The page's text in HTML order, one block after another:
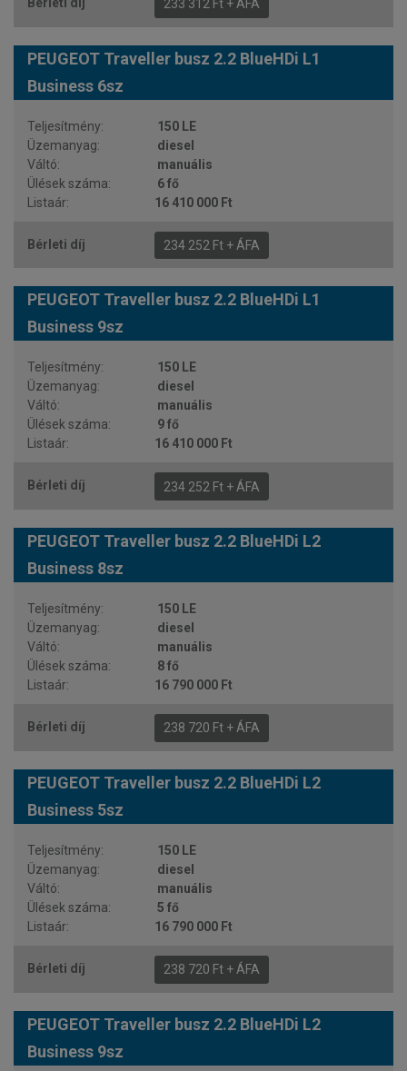
233 312 Ft + ÁFA
PEUGEOT Traveller busz 2.2 BlueHDi L1
Business 6sz
150 LE
diesel
manuális
6 fő
16 410 000 Ft
234 252 Ft + ÁFA
PEUGEOT Traveller busz 2.2 BlueHDi L1
Business 9sz
150 LE
diesel
manuális
9 fő
16 410 000 Ft
234 252 Ft + ÁFA
PEUGEOT Traveller busz 2.2 BlueHDi L2
Business 8sz
150 LE
diesel
manuális
8 fő
16 790 000 Ft
238 720 Ft + ÁFA
PEUGEOT Traveller busz 2.2 BlueHDi L2
Business 5sz
150 LE
diesel
manuális
5 fő
16 790 000 Ft
238 720 Ft + ÁFA
PEUGEOT Traveller busz 2.2 BlueHDi L2
Business 9sz